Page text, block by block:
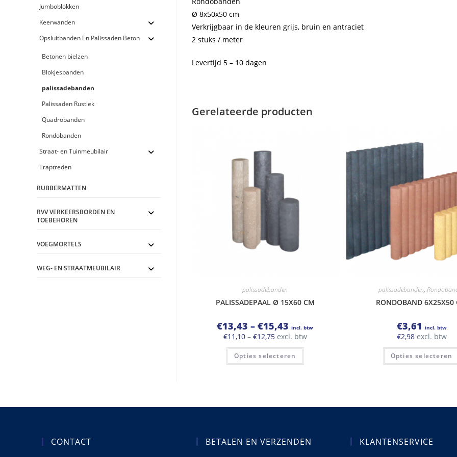
Ø 8x50x50 cm
Verkrijgbaar in de kleuren grijs, bruin en antraciet
2 stuks / meter
Levertijd 5 – 10 dagen
Gerelateerde producten
palissadebanden
PALISSADEPAAL Ø 15X60 CM
€13,43 – €15,43 Prijsklasse:
€13,43
tot
€15,43
incl. btw
€11,10 – €12,75Prijsklasse:
€11,10
tot
€12,75
excl. btw
Opties selecteren
Dit
heeft
gekozen
productpagina
palissadebanden,
RONDOBAND 6X25X50
€3,61 incl. btw
€2,98excl. btw
Opties selecteren
Jumboblokken
Keerwanden
Opsluitbanden En Palissaden Beton
Betonen bielzen
Blokjesbanden
palissadebanden
Palissaden Rustiek
Quadrobanden
Rondobanden
Straat- en Tuinmeubilair
Traptreden
RUBBERMATTEN
RVV VERKEERSBORDEN EN
TOEBEHOREN
VOEGMORTELS
WEG- EN STRAATMEUBILAIR
CONTACT BETALEN EN VERZENDEN KLANTENSERVICE